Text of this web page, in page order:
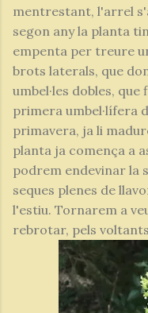
mentrestant, l'arrel
segon any la planta
empenta per treure
brots laterals, que
umbel·les dobles,
primera umbel·lífera
primavera, ja li
planta ja comença a
podrem endevinar la
seques plenes de
l'estiu. Tornarem a
rebrotar, pels